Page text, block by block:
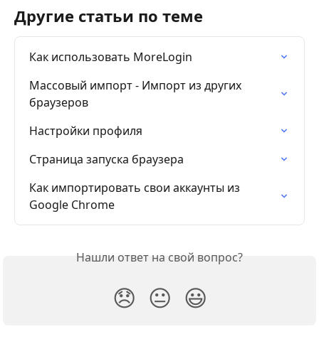
Другие статьи по теме
Как использовать MoreLogin
Массовый импорт - Импорт из других
браузеров
Настройки профиля
Страница запуска браузера
Как импортировать свои аккаунты из
Google Chrome
Нашли ответ на свой вопрос?
😞 😐 😃